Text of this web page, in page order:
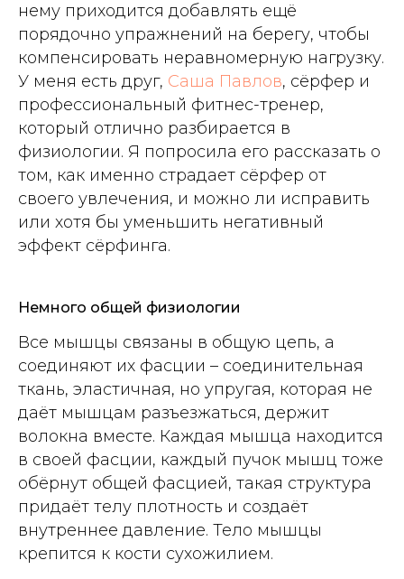
нему приходится добавлять ещё
порядочно упражнений на берегу, чтобы
компенсировать неравномерную нагрузку.
У меня есть друг, Саша Павлов, сёрфер и
профессиональный фитнес-тренер,
который отлично разбирается в
физиологии. Я попросила его рассказать о
том, как именно страдает сёрфер от
своего увлечения, и можно ли исправить
или хотя бы уменьшить негативный
эффект сёрфинга.
Немного общей физиологии
Все мышцы связаны в общую цепь, а
соединяют их фасции – соединительная
ткань, эластичная, но упругая, которая не
даёт мышцам разъезжаться, держит
волокна вместе. Каждая мышца находится
в своей фасции, каждый пучок мышц тоже
обёрнут общей фасцией, такая структура
придаёт телу плотность и создаёт
внутреннее давление. Тело мышцы
крепится к кости сухожилием.